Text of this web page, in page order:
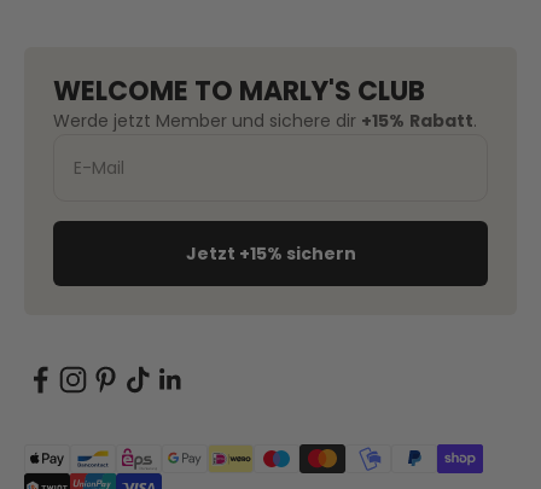
WELCOME TO MARLY'S CLUB
Werde jetzt Member und sichere dir +15% Rabatt.
Jetzt +15% sichern